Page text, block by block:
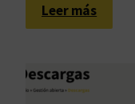
Leer más:
T